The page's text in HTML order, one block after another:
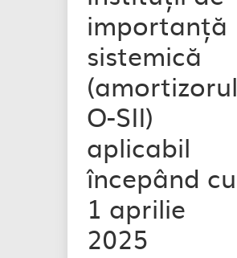
importanță
sistemică
(amortizorul
O-SII)
aplicabil
începând cu
1 aprilie
2025